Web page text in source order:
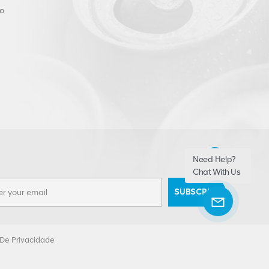
SUBSCRIBE
Privacidade
Need Help?
Chat With Us